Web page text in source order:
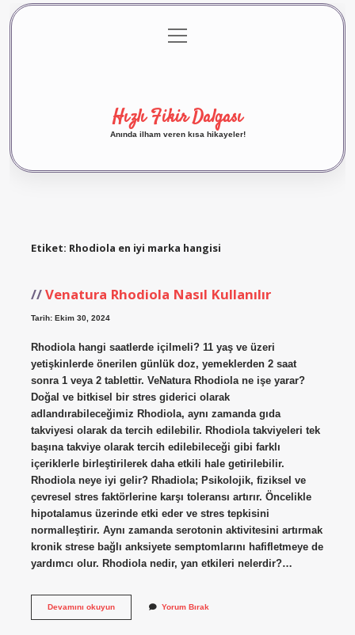
Gizlilik Politikası
menüyü
aç
Hızlı Fikir Dalgası
Anında ilham veren kısa hikayeler!
Etiket: Rhodiola en iyi marka hangisi
Venatura Rhodiola Nasıl Kullanılır
Tarih: Ekim 30, 2024
Rhodiola hangi saatlerde içilmeli? 11 yaş ve üzeri
yetişkinlerde önerilen günlük doz, yemeklerden 2 saat
sonra 1 veya 2 tablettir. VeNatura Rhodiola ne işe yarar?
Doğal ve bitkisel bir stres giderici olarak
adlandırabileceğimiz Rhodiola, aynı zamanda gıda
takviyesi olarak da tercih edilebilir. Rhodiola takviyeleri tek
başına takviye olarak tercih edilebileceği gibi farklı
içeriklerle birleştirilerek daha etkili hale getirilebilir.
Rhodiola neye iyi gelir? Rhadiola; Psikolojik, fiziksel ve
çevresel stres faktörlerine karşı toleransı artırır. Öncelikle
hipotalamus üzerinde etki eder ve stres tepkisini
normalleştirir. Aynı zamanda serotonin aktivitesini artırmak
kronik strese bağlı anksiyete semptomlarını hafifletmeye de
yardımcı olur. Rhodiola nedir, yan etkileri nelerdir?…
Devamını okuyunVenatura
Yorum Bırak